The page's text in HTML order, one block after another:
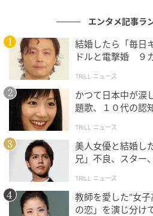
すく、かつパワフルに結実し
短く、速く、そして鋭い。楽
の光のような輝き。それは、
れることなく、自らが波を作
頭を蹴り続ける表現者の覚悟
ナーは、この曲を聴くことで
という揺るぎない確信を得たの
表現者の渇望が拓く、終
松本孝弘と稲葉浩志。この二
エンタメ記事ラ
結婚したら「毎日
ドルと電撃婚 ９
TRILL ニュース
かつて日本中が涙
題歌、１０代の認
TRILL ニュース
美人女優と結婚し
兄」不良、スター
TRILL ニュース
教師を愛した“女
の恋」を演じ分け